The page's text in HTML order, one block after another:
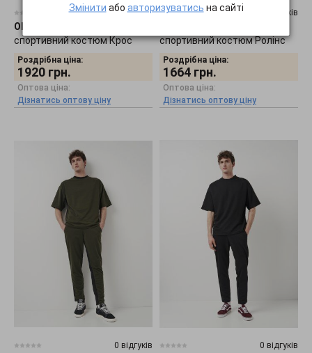
0 відгуків
Olis-Style
спортивний костюм Крос
Роздрібна ціна:
1920 грн.
Оптова ціна:
Дізнатись оптову ціну
0 відгуків
спортивний костюм Ролінс
Роздрібна ціна:
1664 грн.
Оптова ціна:
Дізнатись оптову ціну
0 відгуків 0 відгуків
Змінити або авторизуватись на сайті